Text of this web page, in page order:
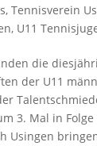
, Tennisverein
, U11
die
der U11
3. Mal in
Usingen